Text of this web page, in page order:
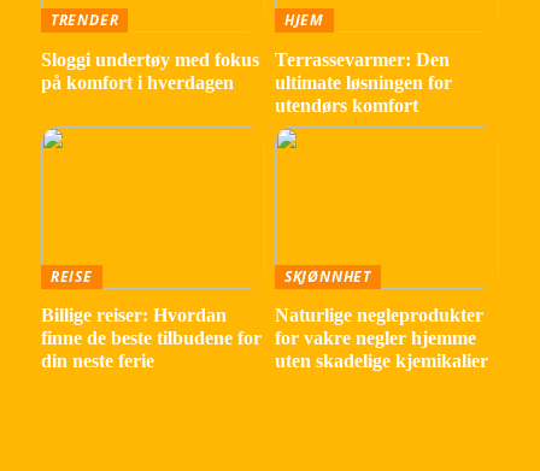
TRENDER
Sloggi undertøy med fokus
på komfort i hverdagen
HJEM
Terrassevarmer: Den
ultimate løsningen for
utendørs komfort
REISE
Billige reiser: Hvordan
finne de beste tilbudene for
din neste ferie
SKJØNNHET
Naturlige negleprodukter
for vakre negler hjemme
uten skadelige kjemikalier